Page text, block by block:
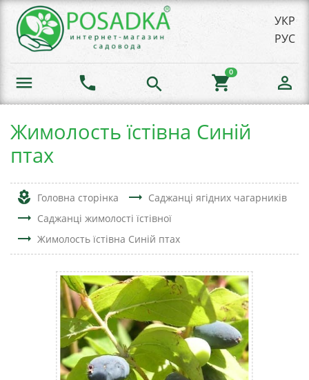
УКР
РУС
menu phone search shopping_cart
0
person_outline
Жимолость їстівна Синій
птах
local_florist Головна сторінка trending_flat Саджанці ягідних чагарників
trending_flat Саджанці жимолості їстівної
trending_flat Жимолость їстівна Синій птах